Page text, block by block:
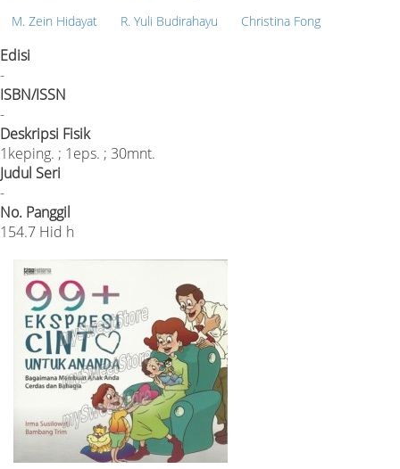
M. Zein Hidayat R. Yuli Budirahayu Christina Fong
Edisi
-
ISBN/ISSN
-
Deskripsi Fisik
1keping. ; 1eps. ; 30mnt.
Judul Seri
-
No. Panggil
154.7 Hid h